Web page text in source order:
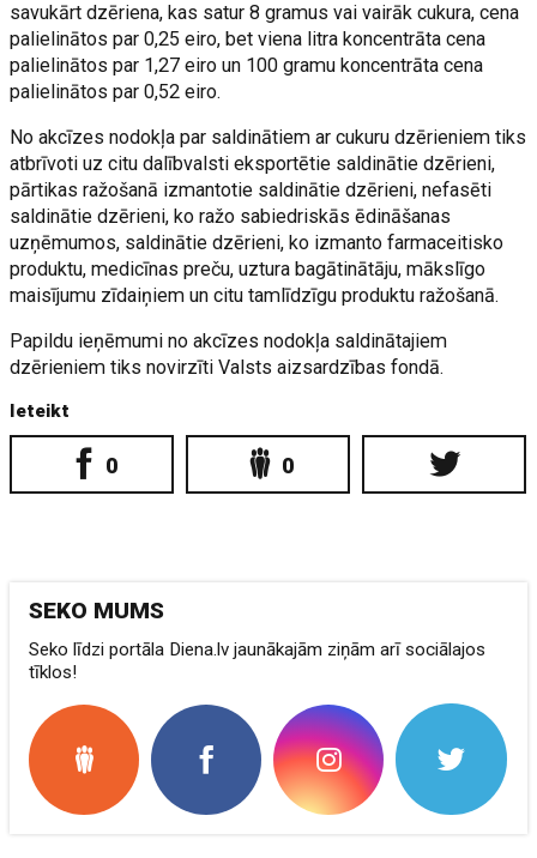
savukārt dzēriena, kas satur 8 gramus vai vairāk cukura, cena
palielinātos par 0,25 eiro, bet viena litra koncentrāta cena
palielinātos par 1,27 eiro un 100 gramu koncentrāta cena
palielinātos par 0,52 eiro.
No akcīzes nodokļa par saldinātiem ar cukuru dzērieniem tiks
atbrīvoti uz citu dalībvalsti eksportētie saldinātie dzērieni,
pārtikas ražošanā izmantotie saldinātie dzērieni, nefasēti
saldinātie dzērieni, ko ražo sabiedriskās ēdināšanas
uzņēmumos, saldinātie dzērieni, ko izmanto farmaceitisko
produktu, medicīnas preču, uztura bagātinātāju, mākslīgo
maisījumu zīdaiņiem un citu tamlīdzīgu produktu ražošanā.
Papildu ieņēmumi no akcīzes nodokļa saldinātajiem
dzērieniem tiks novirzīti Valsts aizsardzības fondā.
Ieteikt
0 0
SEKO MUMS
Seko līdzi portāla Diena.lv jaunākajām ziņām arī sociālajos
tīklos!